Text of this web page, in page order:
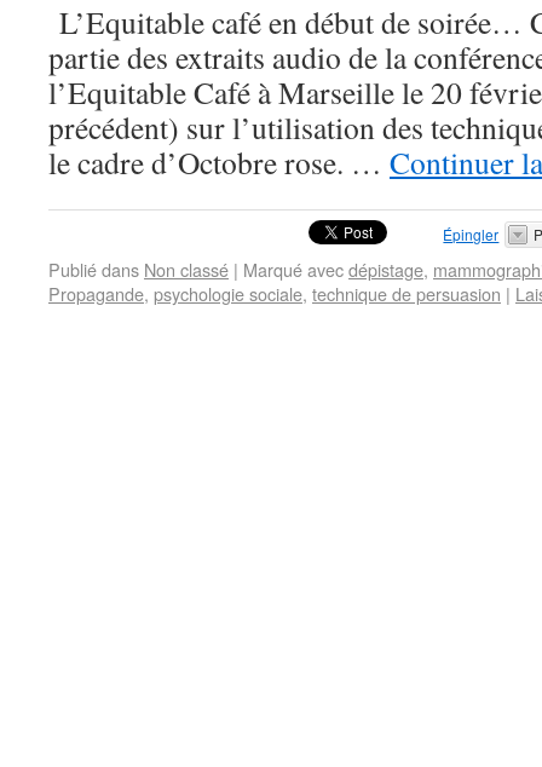
L’Equitable café en début de soirée…
partie des extraits audio de la
l’Equitable Café à Marseille le 20
précédent) sur l’utilisation des
le cadre d’Octobre rose. … Continuer
Épingler
Publié dans Non classé | Marqué avecdépistage,
Propagande, psychologie sociale, technique de persuasion |